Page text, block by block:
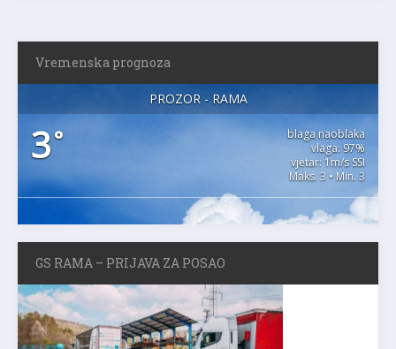
Vremenska prognoza
PROZOR - RAMA
3°
blaga naoblaka
vlaga: 97%
vjetar: 1m/s SSI
Maks. 3 • Min. 3
GS RAMA – PRIJAVA ZA POSAO